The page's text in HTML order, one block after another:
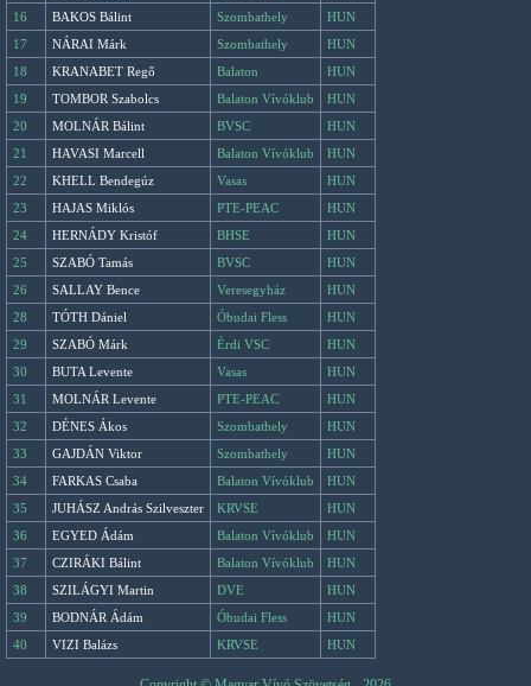
16
BAKOS Bálint Szombathely
HUN
17
NÁRAI Márk Szombathely
HUN
18
KRANABET Regő Balaton
HUN
19
TOMBOR Szabolcs Balaton Vívóklub
HUN
20
MOLNÁR Bálint BVSC
HUN
21
HAVASI Marcell Balaton Vívóklub
HUN
22
KHELL Bendegúz Vasas
HUN
23
HAJAS Miklós PTE-PEAC
HUN
24
HERNÁDY Kristóf BHSE
HUN
25
SZABÓ Tamás BVSC
HUN
26
SALLAY Bence Veresegyház
HUN
28
TÓTH Dániel Óbudai Fless
HUN
29
SZABÓ Márk Érdi VSC
HUN
30
BUTA Levente Vasas
HUN
31
MOLNÁR Levente PTE-PEAC
HUN
32
DÉNES Ákos Szombathely
HUN
33
GAJDÁN Viktor Szombathely
HUN
34
FARKAS Csaba Balaton Vívóklub
HUN
35
JUHÁSZ András Szilveszter KRVSE
HUN
36
EGYED Ádám Balaton Vívóklub
HUN
37
CZIRÁKI Bálint Balaton Vívóklub
HUN
38
SZILÁGYI Martin DVE
HUN
39
BODNÁR Ádám Óbudai Fless
HUN
40
VIZI Balázs KRVSE HUN